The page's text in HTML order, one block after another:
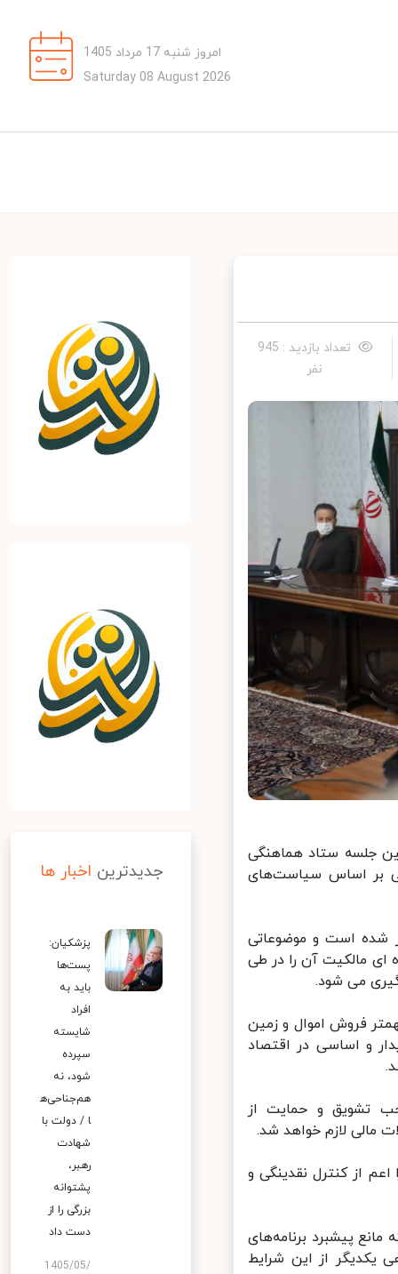
امروز شنبه 17 مرداد 1405
Saturday 08 August 2026
تعداد بازدید : 945
نفر
جلسه ستاد هماهنگی
بر اساس سیاست‌های
شده است و موضوعاتی
مالکیت آن را در طی
می شود.
فروش اموال و زمین
و اساسی در اقتصاد
تشویق و حمایت از
لازم خواهد شد.
از کنترل نقدینگی و
پیشبرد برنامه‌های
از این شرایط
جدیدترین اخبار ها
پزشکیان:
پست‌ها
باید به
افراد
شایسته
سپرده
شود، نه
هم‌جناحی‌ه
ا / دولت با
شهادت
رهبر،
پشتوانه
بزرگی را از
دست داد
1405/05/